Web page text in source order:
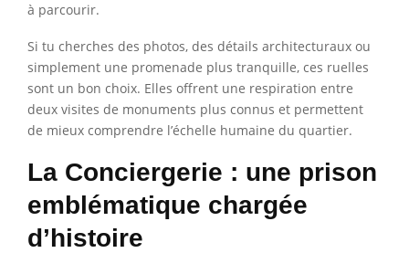
à parcourir.
Si tu cherches des photos, des détails architecturaux ou
simplement une promenade plus tranquille, ces ruelles
sont un bon choix. Elles offrent une respiration entre
deux visites de monuments plus connus et permettent
de mieux comprendre l’échelle humaine du quartier.
La Conciergerie : une prison
emblématique chargée
d’histoire